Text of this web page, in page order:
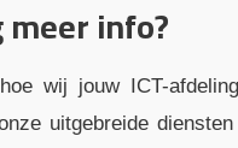
info?
wij jouw ICT-
uitgebreide